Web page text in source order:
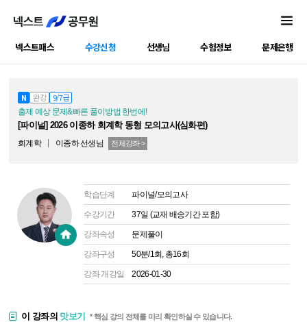
넥스트패스 수강신청 선생님 수험정보 문제은행
N 완강 9/7급
출제 예상 문제&빠른 풀이방법 한번에!
[파이널] 2026 이종하 회계학 동형 모의고사(심화편)
회계학 이종하선생님 전체강좌 >
학습단계 파이널/모의고사
수강기간 37일 (교재 배송기간 포함)
강좌속성 문제풀이
강좌구성 50분/1회, 총16회
강좌 개강일 2026-01-30
이 강좌의 맛보기 * 핵심 강의 전체를 미리 확인하실 수 있습니다.